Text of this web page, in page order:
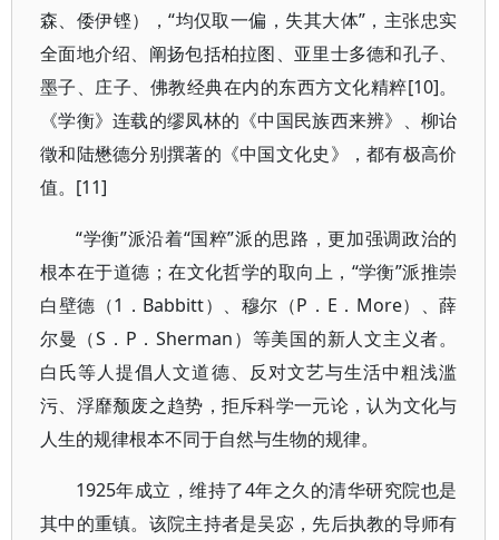
森、倭伊铿），“均仅取一偏，失其大体”，主张忠实
全面地介绍、阐扬包括柏拉图、亚里士多德和孔子、
墨子、庄子、佛教经典在内的东西方文化精粹[10]。
《学衡》连载的缪凤林的《中国民族西来辨》、柳诒
徵和陆懋德分别撰著的《中国文化史》，都有极高价
值。[11]
“学衡”派沿着“国粹”派的思路，更加强调政治的
根本在于道德；在文化哲学的取向上，“学衡”派推崇
白壁德（1．Babbitt）、穆尔（P．E．More）、薛
尔曼（S．P．Sherman）等美国的新人文主义者。
白氏等人提倡人文道德、反对文艺与生活中粗浅滥
污、浮靡颓废之趋势，拒斥科学一元论，认为文化与
人生的规律根本不同于自然与生物的规律。
1925年成立，维持了4年之久的清华研究院也是
其中的重镇。该院主持者是吴宓，先后执教的导师有